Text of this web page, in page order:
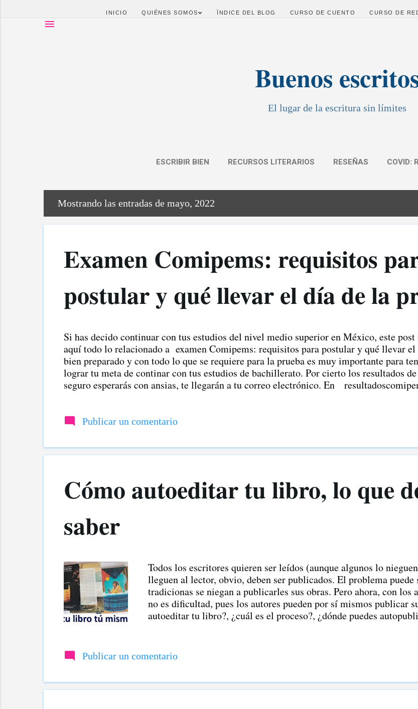
INICIO QUIÉNES SOMOS ÏNDICE DEL BLOG CURSO DE CUENTO CURSO DE
Ir al contenido principal
Buenos
El lugar de la escritura sin límites
ESCRIBIR BIEN RECURSOS LITERARIOS RESEÑAS COVID:
n
Mostrando las entradas de mayo, 2022
Examen Comipems: requisitos
postular y qué llevar el día de la
Si has decido continuar con tus estudios del nivel medio superior en México, este
aquí todo lo relacionado a examen Comipems: requisitos para postular y qué llevar el
bien preparado y con todo lo que se requiere para la prueba es muy importante para
lograr tu meta de continar con tus estudios de bachillerato. Por cierto los resultados
seguro esperarás con ansias, te llegarán a tu correo electrónico. En
Comipems y qué llevar el día de la prueba, creemos necesario dejar bien acentado
Publicar un comentario
Cómo autoeditar tu libro, lo que
saber
Todos los escritores quieren ser leídos (aunque algunos lo
lleguen al lector, obvio, deben ser publicados. El problema
tradicionas se niegan a publicarles sus obras. Pero ahora, con los
no es dificultad, pues los autores pueden por sí mismos publicar
autoeditar tu libro?, ¿cuál es el proceso?, ¿dónde puedes
editoriales tradicionales, entre las que están las grandes
publicar un libro; a cambio, el escritor cede los derechos de autor
autoedición es el autor quien se encarga del proceso de
Publicar un comentario